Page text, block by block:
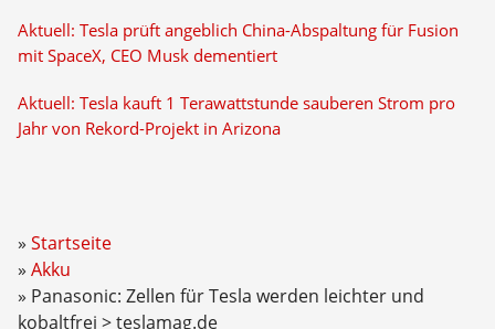
Aktuell: Tesla prüft angeblich China-Abspaltung für Fusion
mit SpaceX, CEO Musk dementiert
Aktuell: Tesla kauft 1 Terawattstunde sauberen Strom pro
Jahr von Rekord-Projekt in Arizona
Startseite
Akku
Panasonic: Zellen für Tesla werden leichter und
kobaltfrei > teslamag.de